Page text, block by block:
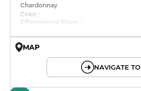
Chardonnay
Color :
Effervescent blanc
MAP
NAVIGATE TO